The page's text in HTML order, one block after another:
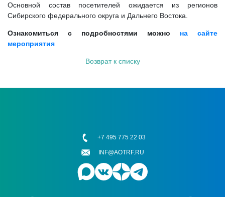
Основной состав посетителей ожидается из регионов
Сибирского федерального округа и Дальнего Востока.
Ознакомиться с подробностями можно на сайте
мероприятия
Возврат к списку
+7 495 775 22 03
INF@AOTRF.RU